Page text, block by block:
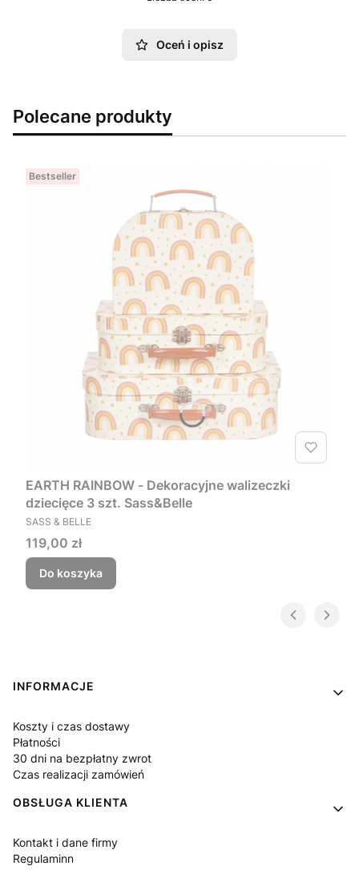
Oceń i opisz
Polecane produkty
Bestseller
EARTH RAINBOW - Dekoracyjne walizeczki
dziecięce 3 szt. Sass&Belle
PRODUCENT
SASS & BELLE
Cena
119,00 zł
Do koszyka
Linki w stopce
INFORMACJE
Koszty i czas dostawy
Płatności
30 dni na bezpłatny zwrot
Czas realizacji zamówień
OBSŁUGA KLIENTA
Kontakt i dane firmy
Regulaminn